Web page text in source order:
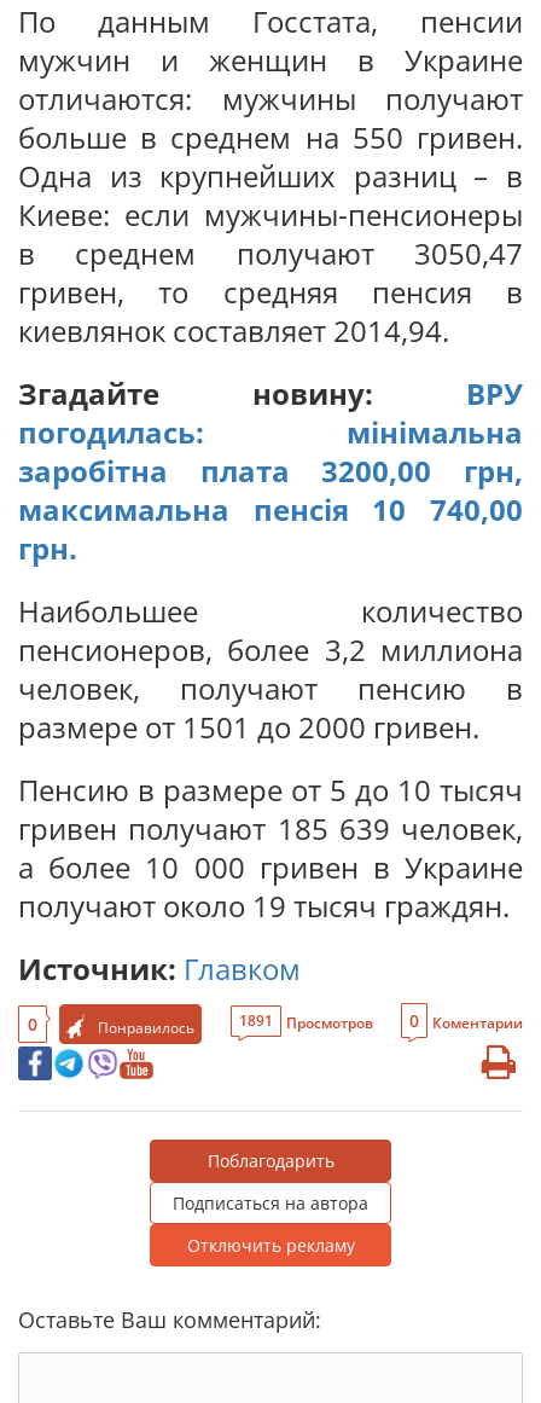
По данным Госстата, пенсии
мужчин и женщин в Украине
отличаются: мужчины получают
больше в среднем на 550 гривен.
Одна из крупнейших разниц – в
Киеве: если мужчины-пенсионеры
в среднем получают 3050,47
гривен, то средняя пенсия в
киевлянок составляет 2014,94.
Згадайте новину: ВРУ
погодилась: мінімальна
заробітна плата 3200,00 грн,
максимальна пенсія 10 740,00
грн.
Наибольшее количество
пенсионеров, более 3,2 миллиона
человек, получают пенсию в
размере от 1501 до 2000 гривен.
Пенсию в размере от 5 до 10 тысяч
гривен получают 185 639 человек,
а более 10 000 гривен в Украине
получают около 19 тысяч граждян.
Источник: Главком
0 Понравилось 1891 Просмотров 0 Коментарии
Поблагодарить
Подписаться на автора
Отключить рекламу
Оставьте Ваш комментарий: